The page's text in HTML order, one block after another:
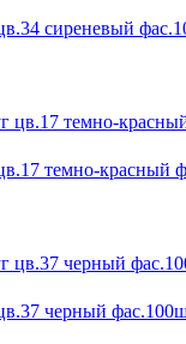
сиреневый
темно-красный
черный